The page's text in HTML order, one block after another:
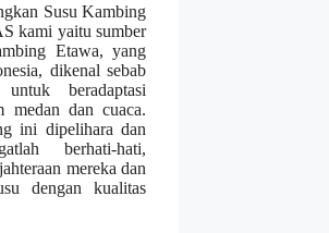
Susu Kambing
kami yaitu sumber
Etawa, yang
dikenal sebab
untuk beradaptasi
medan dan cuaca.
ini dipelihara dan
berhati-hati,
mereka dan
dengan kualitas